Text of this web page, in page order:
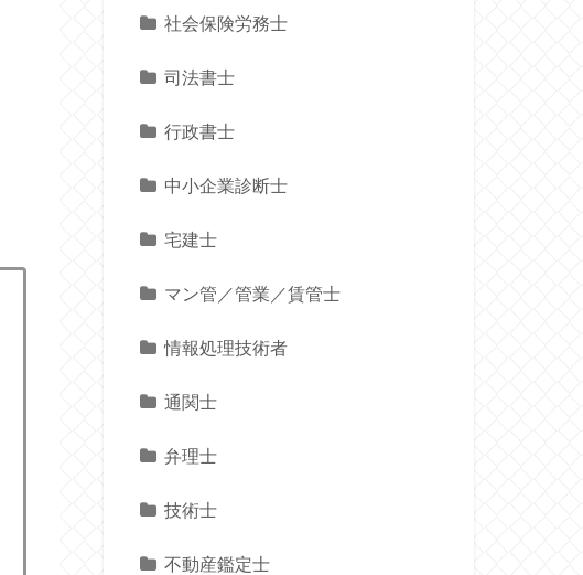
社会保険労務士
司法書士
行政書士
中小企業診断士
宅建士
マン管／管業／賃管士
情報処理技術者
通関士
弁理士
技術士
不動産鑑定士